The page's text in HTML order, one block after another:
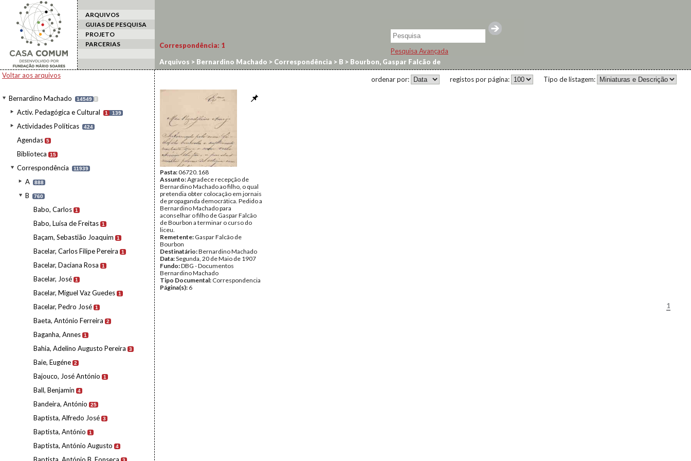
ARQUIVOS
GUIAS DE PESQUISA
PROJETO
PARCERIAS
Pesquisa Avançada
Voltar aos arquivos
Bernardino Machado 14549 I
Activ. Pedagógica e Cultural 1 139
Actividades Políticas 424
Agendas 5
Biblioteca 15
Correspondência 11939
A 888
B 760
Babo, Carlos 1
Babo, Luísa de Freitas 1
Baçam, Sebastião Joaquim 1
Bacelar, Carlos Filipe Pereira 1
Bacelar, Daciana Rosa 1
Bacelar, José 1
Bacelar, Miguel Vaz Guedes 1
Bacelar, Pedro José 1
Baeta, António Ferreira 2
Baganha, Annes 1
Bahia, Adelino Augusto Pereira 3
Baie, Eugéne 2
Bajouco, José António 1
Ball, Benjamin 4
Bandeira, António 25
Baptista, Alfredo José 3
Baptista, António 1
Baptista, António Augusto 4
Correspondência: 1
Arquivos > Bernardino Machado > Correspondência > B > Bourbon, Gaspar Falcão de
Tipo de listagem:
registos por página:
ordenar por:
Pasta:06720.168
Assunto:Agradece recepção de
Bernardino Machado ao filho, o qual
pretendia obter colocação em jornais
de propaganda democrática. Pedido a
Bernardino Machado para
aconselhar o filho de Gaspar Falcão
de Bourbon a terminar o curso do
liceu.
Remetente: Gaspar Falcão de
Bourbon
Destinatário:Bernardino Machado
Data:Segunda, 20 de Maio de 1907
Fundo:DBG - Documentos
Bernardino Machado
Tipo Documental: Correspondencia
Página(s): 6
1